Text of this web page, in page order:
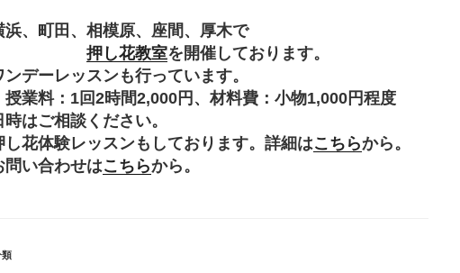
、町田、相模原、座間、厚木で
押し花教室を開催しております。
デーレッスンも行っています。
：1回2時間2,000円、材料費：小物1,000円程度
はご相談ください。
花体験レッスンもしております。詳細はこちらから。
い合わせはこちらから。